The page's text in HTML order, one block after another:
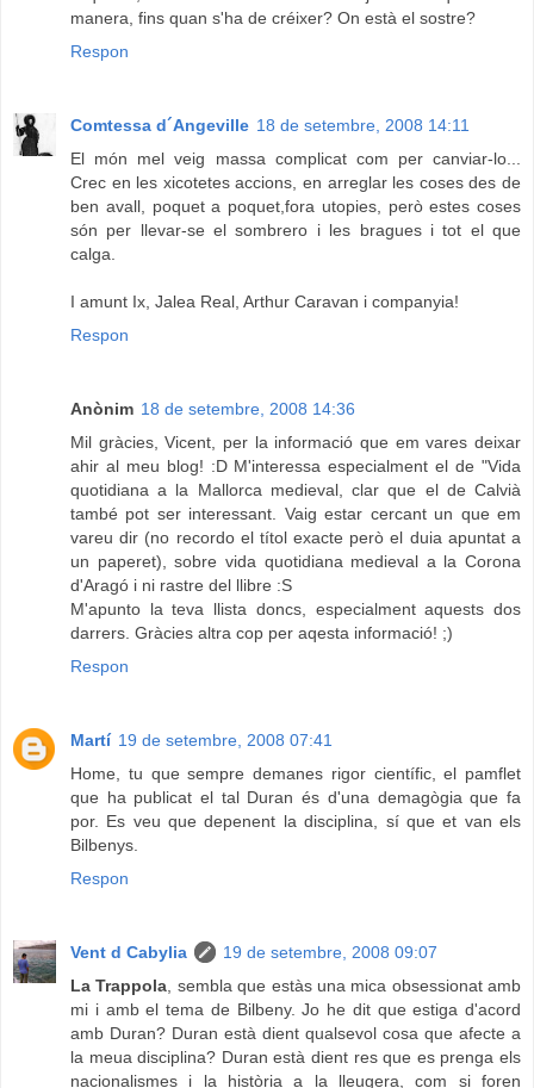
manera, fins quan s'ha de créixer? On està el sostre?
Respon
Comtessa d´Angeville 18 de setembre, 2008 14:11
El món mel veig massa complicat com per canviar-lo...
Crec en les xicotetes accions, en arreglar les coses des de
ben avall, poquet a poquet,fora utopies, però estes coses
són per llevar-se el sombrero i les bragues i tot el que
calga.
I amunt Ix, Jalea Real, Arthur Caravan i companyia!
Respon
Anònim 18 de setembre, 2008 14:36
Mil gràcies, Vicent, per la informació que em vares deixar
ahir al meu blog! :D M'interessa especialment el de "Vida
quotidiana a la Mallorca medieval, clar que el de Calvià
també pot ser interessant. Vaig estar cercant un que em
vareu dir (no recordo el títol exacte però el duia apuntat a
un paperet), sobre vida quotidiana medieval a la Corona
d'Aragó i ni rastre del llibre :S
M'apunto la teva llista doncs, especialment aquests dos
darrers. Gràcies altra cop per aqesta informació! ;)
Respon
Martí 19 de setembre, 2008 07:41
Home, tu que sempre demanes rigor científic, el pamflet
que ha publicat el tal Duran és d'una demagògia que fa
por. Es veu que depenent la disciplina, sí que et van els
Bilbenys.
Respon
Vent d Cabylia
19 de setembre, 2008 09:07
La Trappola , sembla que estàs una mica obsessionat amb
mi i amb el tema de Bilbeny. Jo he dit que estiga d'acord
amb Duran? Duran està dient qualsevol cosa que afecte a
la meua disciplina? Duran està dient res que es prenga els
nacionalismes i la història a la lleugera, com si foren